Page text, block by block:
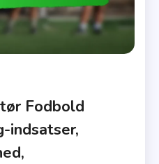
Fodbold
indsatser,